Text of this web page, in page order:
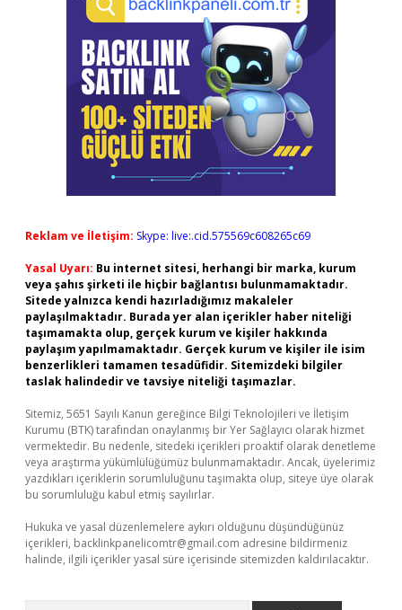
Reklam ve İletişim: Skype: live:.cid.575569c608265c69
Yasal Uyarı: Bu internet sitesi, herhangi bir marka, kurum
veya şahıs şirketi ile hiçbir bağlantısı bulunmamaktadır.
Sitede yalnızca kendi hazırladığımız makaleler
paylaşılmaktadır. Burada yer alan içerikler haber niteliği
taşımamakta olup, gerçek kurum ve kişiler hakkında
paylaşım yapılmamaktadır. Gerçek kurum ve kişiler ile isim
benzerlikleri tamamen tesadüfidir. Sitemizdeki bilgiler
taslak halindedir ve tavsiye niteliği taşımazlar.
Sitemiz, 5651 Sayılı Kanun gereğince Bilgi Teknolojileri ve İletişim
Kurumu (BTK) tarafından onaylanmış bir Yer Sağlayıcı olarak hizmet
vermektedir. Bu nedenle, sitedeki içerikleri proaktif olarak denetleme
veya araştırma yükümlülüğümüz bulunmamaktadır. Ancak, üyelerimiz
yazdıkları içeriklerin sorumluluğunu taşımakta olup, siteye üye olarak
bu sorumluluğu kabul etmiş sayılırlar.
Hukuka ve yasal düzenlemelere aykırı olduğunu düşündüğünüz
içerikleri, backlinkpanelicomtr@gmail.com adresine bildirmeniz
halinde, ilgili içerikler yasal süre içerisinde sitemizden kaldırılacaktır.